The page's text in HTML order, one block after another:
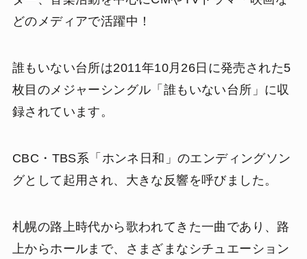
どのメディアで活躍中！
誰もいない台所は2011年10月26日に発売された5
枚目のメジャーシングル「誰もいない台所」に収
録されています。
CBC・TBS系「ホンネ日和」のエンディングソン
グとして起用され、大きな反響を呼びました。
札幌の路上時代から歌われてきた一曲であり、路
上からホールまで、さまざまなシチュエーション